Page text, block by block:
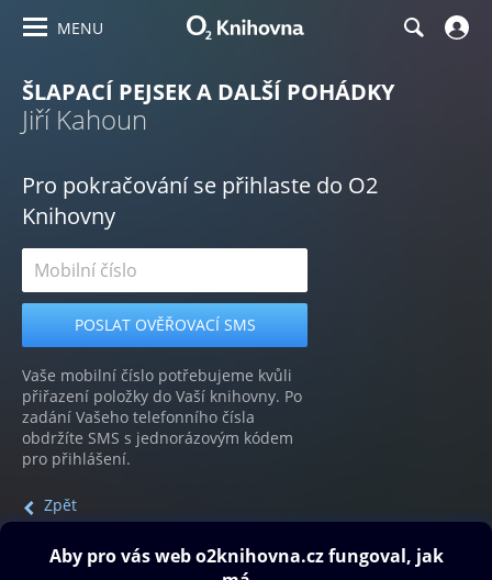
MENU
ŠLAPACÍ PEJSEK A DALŠÍ POHÁDKY
Jiří Kahoun
Pro pokračování se přihlaste do O2
Knihovny
Vaše mobilní číslo potřebujeme kvůli
přiřazení položky do Vaší knihovny. Po
zadání Vašeho telefonního čísla
obdržíte SMS s jednorázovým kódem
pro přihlášení.
Zpět